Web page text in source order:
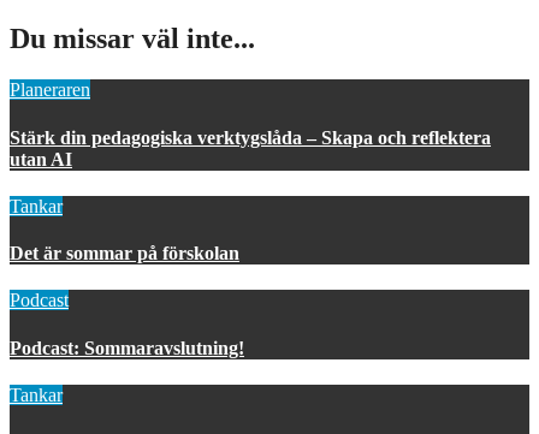
Du missar väl inte...
Planeraren
Stärk din pedagogiska verktygslåda – Skapa och reflektera
utan AI
Tankar
Det är sommar på förskolan
Podcast
Podcast: Sommaravslutning!
Tankar